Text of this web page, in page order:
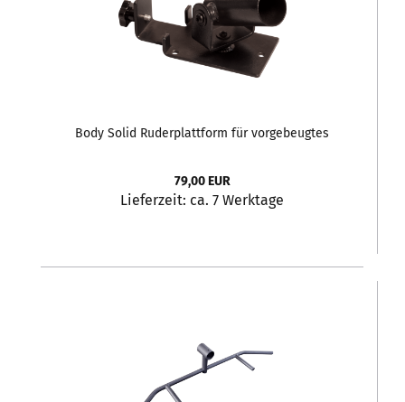
Body Solid Ruderplattform für vorgebeugtes
79,00 EUR
Lieferzeit: ca. 7 Werktage